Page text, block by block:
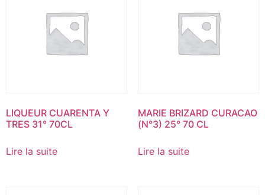
LIQUEUR CUARENTA Y
TRES 31° 70CL
Lire la suite
MARIE BRIZARD CURACAO
(N°3) 25° 70 CL
Lire la suite